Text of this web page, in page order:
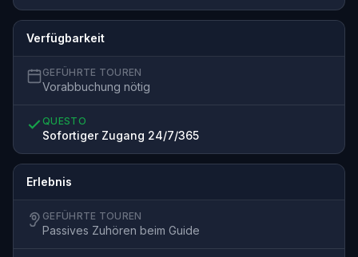
Verfügbarkeit
GEFÜHRTE TOUREN
Vorabbuchung nötig
QUESTO
Sofortiger Zugang 24/7/365
Erlebnis
GEFÜHRTE TOUREN
Passives Zuhören beim Guide